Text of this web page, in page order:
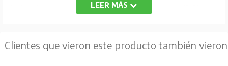
instalación es embutida en cajas rectangulares (5/8) y
LEER MÁS
Clientes que vieron este producto también vieron